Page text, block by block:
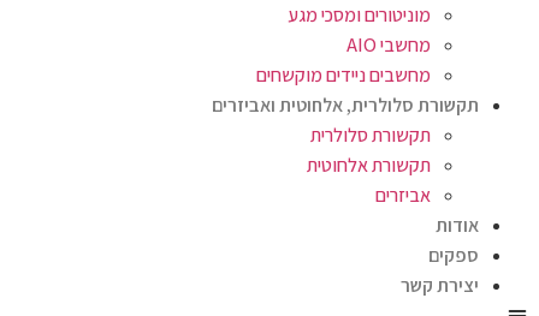
מוניטורים ומסכי מגע
מחשבי AIO
מחשבים ניידים מוקשחים
תקשורת סלולרית, אלחוטית ואביזרים
תקשורת סלולרית
תקשורת אלחוטית
אביזרים
אודות
ספקים
יצירת קשר